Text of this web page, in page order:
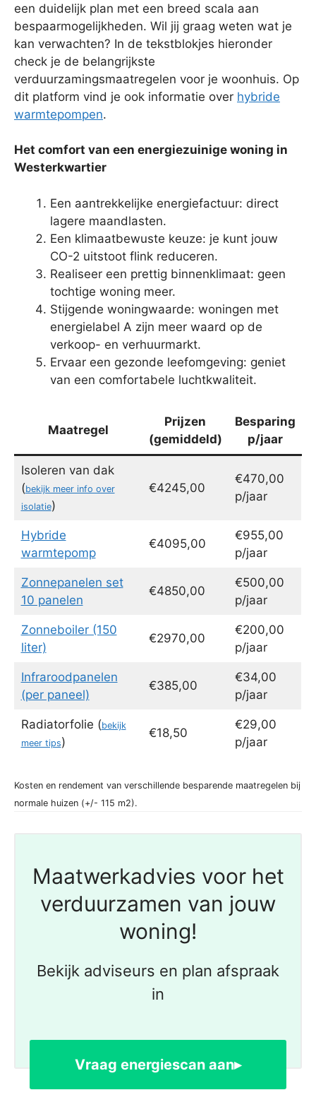
een duidelijk plan met een breed scala aan
bespaarmogelijkheden. Wil jij graag weten wat je
kan verwachten? In de tekstblokjes hieronder
check je de belangrijkste
verduurzamingsmaatregelen voor je woonhuis. Op
dit platform vind je ook informatie over hybride
warmtepompen.
Het comfort van een energiezuinige woning in
Westerkwartier
Een aantrekkelijke energiefactuur: direct
lagere maandlasten.
Een klimaatbewuste keuze: je kunt jouw
CO-2 uitstoot flink reduceren.
Realiseer een prettig binnenklimaat: geen
tochtige woning meer.
Stijgende woningwaarde: woningen met
energielabel A zijn meer waard op de
verkoop- en verhuurmarkt.
Ervaar een gezonde leefomgeving: geniet
van een comfortabele luchtkwaliteit.
Maatregel
Prijzen
(gemiddeld)
Besparing
p/jaar
Isoleren van dak
(bekijk meer info over
isolatie)
€4245,00
€470,00
p/jaar
Hybride
warmtepomp
€4095,00
€955,00
p/jaar
Zonnepanelen set
10 panelen
€4850,00
€500,00
p/jaar
Zonneboiler (150
liter)
€2970,00
€200,00
p/jaar
Infraroodpanelen
(per paneel)
€385,00
€34,00
p/jaar
Radiatorfolie (bekijk
meer tips)
€18,50
€29,00
p/jaar
Kosten en rendement van verschillende besparende maatregelen bij
normale huizen (+/- 115 m2).
Maatwerkadvies voor het
verduurzamen van jouw
woning!
Bekijk adviseurs en plan afspraak
in
Vraag energiescan aan▸